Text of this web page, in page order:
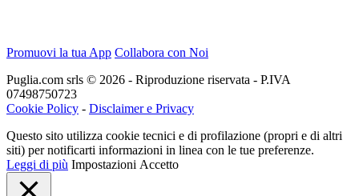
Promuovi la tua App Collabora con Noi
Puglia.com srls © 2026 - Riproduzione riservata - P.IVA
07498750723
Cookie Policy - Disclaimer e Privacy
Questo sito utilizza cookie tecnici e di profilazione (propri e di altri
siti) per notificarti informazioni in linea con le tue preferenze.
Leggi di più Impostazioni Accetto